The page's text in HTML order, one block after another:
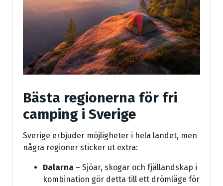
Bästa regionerna för fri
camping i Sverige
Sverige erbjuder möjligheter i hela landet, men
några regioner sticker ut extra:
Dalarna – Sjöar, skogar och fjällandskap i
kombination gör detta till ett drömläge för